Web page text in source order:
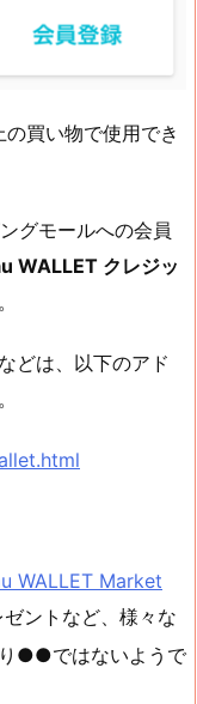
買い物で使用でき
グモールへの会員
WALLET クレジッ
どは、以下のアド
WALLET Market
ントなど、様々な
●●ではないようで